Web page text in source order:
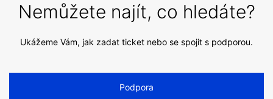
Nemůžete najít, co hledáte?
Ukážeme Vám, jak zadat ticket nebo se spojit s podporou.
Podpora